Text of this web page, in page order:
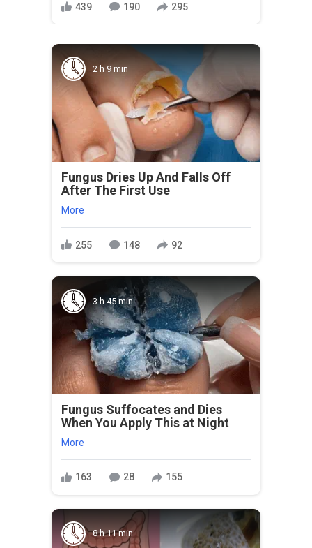
439 190 295
2 h 9 min
Fungus Dries Up And Falls Off
After The First Use
More
255 148 92
3 h 45 min
Fungus Suffocates and Dies
When You Apply This at Night
More
163 28 155
8 h 11 min